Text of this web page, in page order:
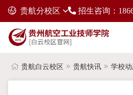
贵航分校区 招生咨询：
贵航白云校区 贵航快讯 学校